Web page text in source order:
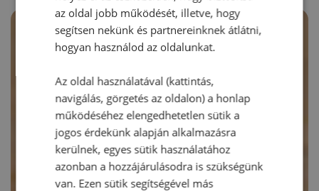
az oldal jobb működését, illetve, hogy
segítsen nekünk és partnereinknek átlátni,
hogyan használod az oldalunkat.
Az oldal használatával (kattintás,
navigálás, görgetés az oldalon) a honlap
működéséhez elengedhetetlen sütik a
jogos érdekünk alapján alkalmazásra
kerülnek, egyes sütik használatához
azonban a hozzájárulásodra is szükségünk
van. Ezen sütik segítségével más